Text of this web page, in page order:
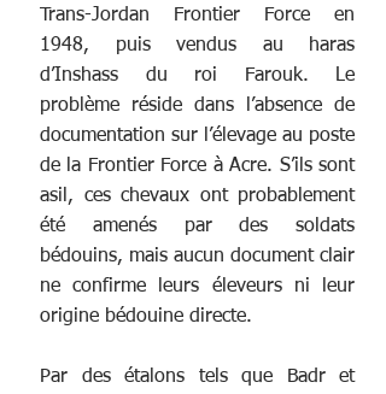
Trans-Jordan Frontier Force en
1948, puis vendus au haras
d’Inshass du roi Farouk. Le
problème réside dans l’absence de
documentation sur l’élevage au poste
de la Frontier Force à Acre. S’ils sont
asil, ces chevaux ont probablement
été amenés par des soldats
bédouins, mais aucun document clair
ne confirme leurs éleveurs ni leur
origine bédouine directe.
Par des étalons tels que Badr et